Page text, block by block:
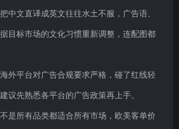
中文直译成英文往往水土不服，广告语、
目标市场的文化习惯重新调整，连配图都
外平台对广告合规要求严格，碰了红线轻
议先熟悉各平台的广告政策再上手。
是所有品类都适合所有市场，欧美客单价